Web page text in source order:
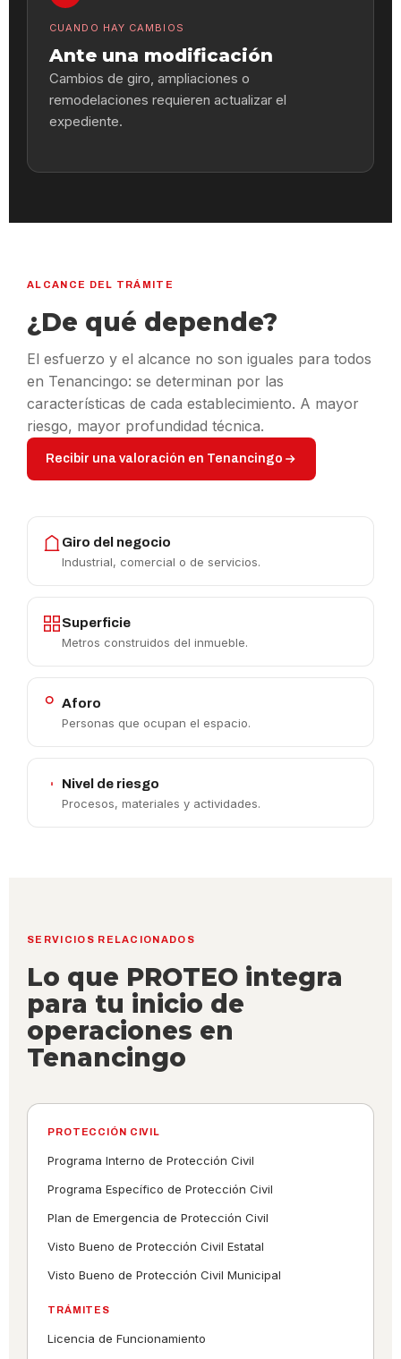
CUANDO HAY CAMBIOS
Ante una modificación
Cambios de giro, ampliaciones o
remodelaciones requieren actualizar el
expediente.
ALCANCE DEL TRÁMITE
¿De qué depende?
El esfuerzo y el alcance no son iguales para todos
en Tenancingo: se determinan por las
características de cada establecimiento. A mayor
riesgo, mayor profundidad técnica.
Recibir una valoración en Tenancingo
Giro del negocio
Industrial, comercial o de servicios.
Superficie
Metros construidos del inmueble.
Aforo
Personas que ocupan el espacio.
Nivel de riesgo
Procesos, materiales y actividades.
SERVICIOS RELACIONADOS
Lo que PROTEO integra
para tu inicio de
operaciones en
Tenancingo
PROTECCIÓN CIVIL
Programa Interno de Protección Civil
Programa Específico de Protección Civil
Plan de Emergencia de Protección Civil
Visto Bueno de Protección Civil Estatal
Visto Bueno de Protección Civil Municipal
TRÁMITES
Licencia de Funcionamiento